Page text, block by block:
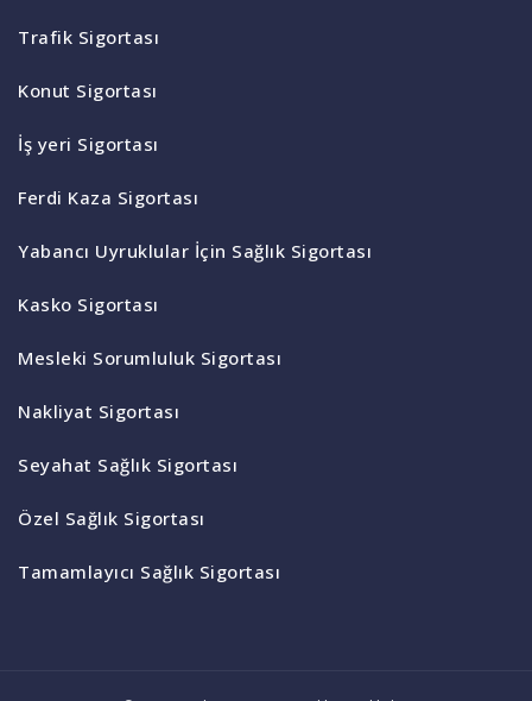
Trafik Sigortası
Konut Sigortası
İş yeri Sigortası
Ferdi Kaza Sigortası
Yabancı Uyruklular İçin Sağlık Sigortası
Kasko Sigortası
Mesleki Sorumluluk Sigortası
Nakliyat Sigortası
Seyahat Sağlık Sigortası
Özel Sağlık Sigortası
Tamamlayıcı Sağlık Sigortası